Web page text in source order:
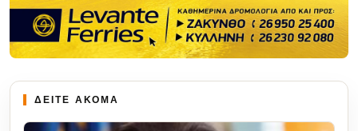
ΔΕΙΤΕ ΑΚΟΜΑ